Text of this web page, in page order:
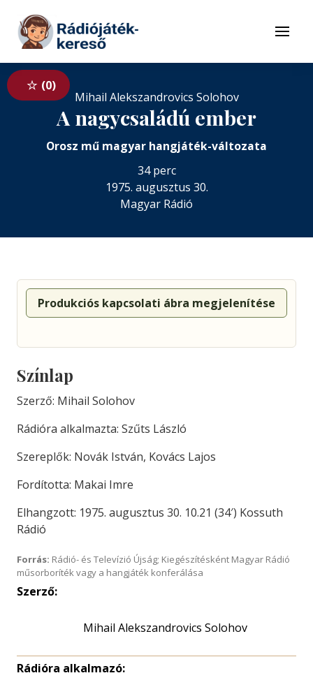
Tovább a tartalomhoz
Menü
0
Mihail Alekszandrovics Solohov
A nagycsaládú ember
Orosz mű magyar hangjáték-változata
34 perc
1975. augusztus 30.
Magyar Rádió
Produkciós kapcsolati ábra megjelenítése
Színlap
Szerző: Mihail Solohov
Rádióra alkalmazta: Szűts László
Szereplők: Novák István, Kovács Lajos
Fordította: Makai Imre
Elhangzott: 1975. augusztus 30. 10.21 (34′) Kossuth
Rádió
Forrás: Rádió- és Televízió Újság; Kiegészítésként Magyar Rádió
műsorboríték vagy a hangjáték konferálása
Szerző:
Mihail Alekszandrovics Solohov
Rádióra alkalmazó: